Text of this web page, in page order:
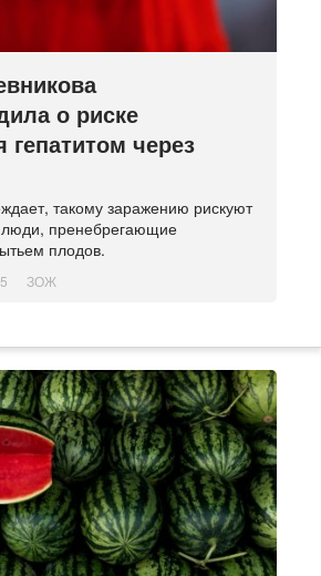
о риске
гепатитом через
такому заражению рискуют
люди, пренебрегающие
плодов.
ЗОЖ